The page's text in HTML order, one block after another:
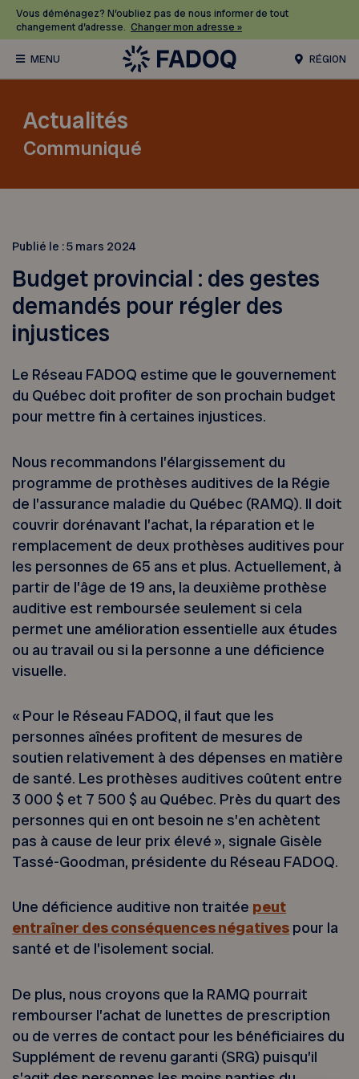
Vous déménagez? N’oubliez pas de nous informer de tout
changement d’adresse. Changer mon adresse »
RÉGION
Actualités
Communiqué
Publié le :5 mars 2024
Budget provincial : des gestes
demandés pour régler des
injustices
Le Réseau FADOQ estime que le gouvernement
du Québec doit profiter de son prochain budget
pour mettre fin à certaines injustices.
Nous recommandons l’élargissement du
programme de prothèses auditives de la Régie
de l’assurance maladie du Québec (RAMQ). Il doit
couvrir dorénavant l’achat, la réparation et le
remplacement de deux prothèses auditives pour
les personnes de 65 ans et plus. Actuellement, à
partir de l’âge de 19 ans, la deuxième prothèse
auditive est remboursée seulement si cela
permet une amélioration essentielle aux études
ou au travail ou si la personne a une déficience
visuelle.
« Pour le Réseau FADOQ, il faut que les
personnes aînées profitent de mesures de
soutien relativement à des dépenses en matière
de santé. Les prothèses auditives coûtent entre
3 000 $ et 7 500 $ au Québec. Près du quart des
personnes qui en ont besoin ne s’en achètent
pas à cause de leur prix élevé », signale Gisèle
Tassé-Goodman, présidente du Réseau FADOQ.
Une déficience auditive non traitée peut
entraîner des conséquences négatives pour la
santé et de l’isolement social.
De plus, nous croyons que la RAMQ pourrait
rembourser l’achat de lunettes de prescription
ou de verres de contact pour les bénéficiaires du
Supplément de revenu garanti (SRG) puisqu’il